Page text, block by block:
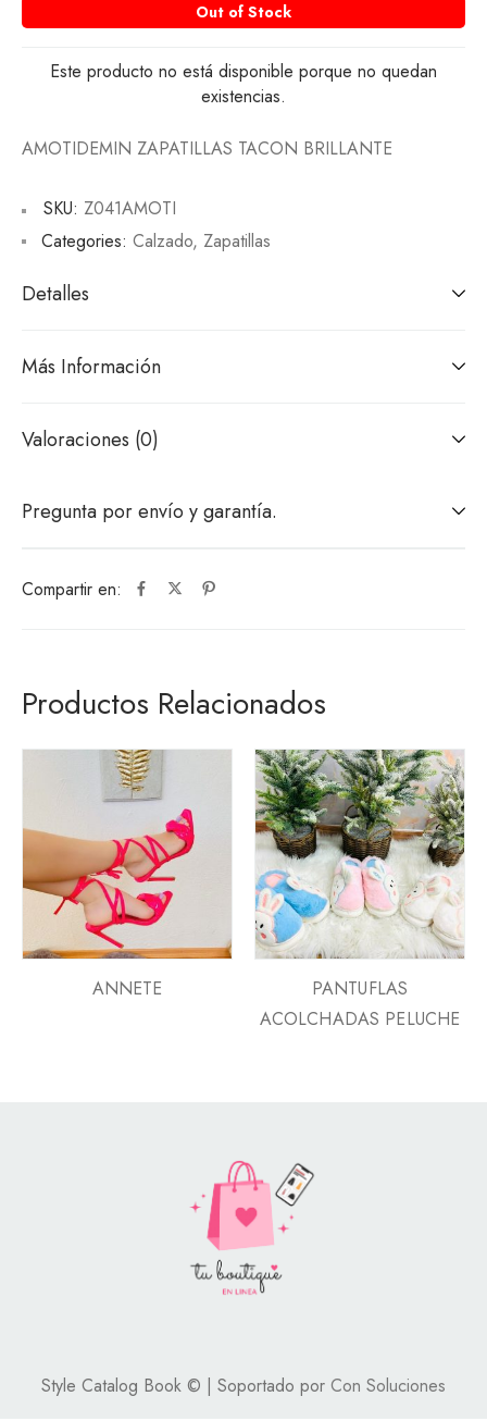
Out of Stock
Este producto no está disponible porque no quedan
existencias.
AMOTIDEMIN ZAPATILLAS TACON BRILLANTE
Compartir en:
SKU: Z041AMOTI
Categories: Calzado, Zapatillas
Detalles
Más Información
Valoraciones (0)
Pregunta por envío y garantía.
Productos Relacionados
ANNETE
PANTUFLAS
ACOLCHADAS PELUCHE
Style Catalog Book © | Soportado por Con Soluciones